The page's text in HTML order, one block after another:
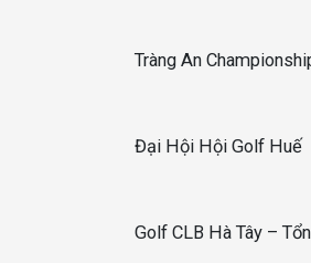
Tràng An
Đại Hội Hội Golf Huế
Golf CLB Hà Tây –